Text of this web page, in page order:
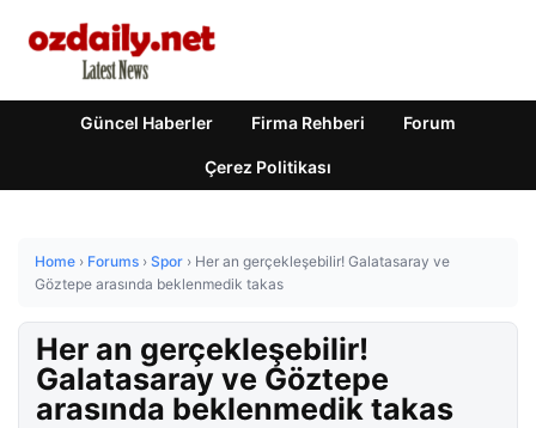
Güncel Haberler Firma Rehberi Forum
Çerez Politikası
Home › Forums › Spor › Her an gerçekleşebilir! Galatasaray ve
Göztepe arasında beklenmedik takas
Her an gerçekleşebilir!
Galatasaray ve Göztepe
arasında beklenmedik takas